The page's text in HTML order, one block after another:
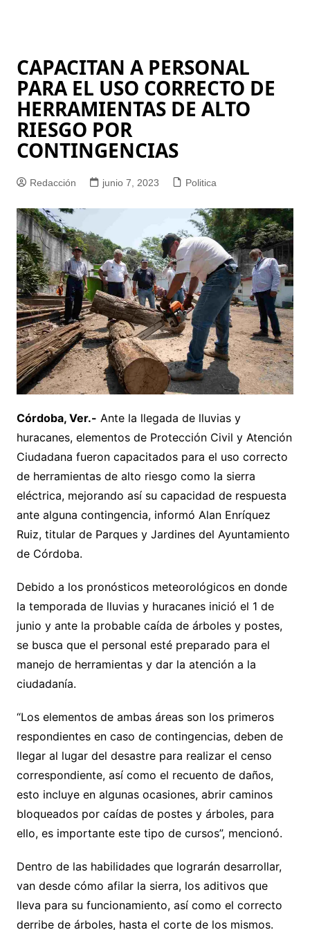
CAPACITAN A PERSONAL
PARA EL USO CORRECTO DE
HERRAMIENTAS DE ALTO
RIESGO POR
CONTINGENCIAS
Redacción junio 7, 2023 Politica
Córdoba, Ver.- Ante la llegada de lluvias y
huracanes, elementos de Protección Civil y Atención
Ciudadana fueron capacitados para el uso correcto
de herramientas de alto riesgo como la sierra
eléctrica, mejorando así su capacidad de respuesta
ante alguna contingencia, informó Alan Enríquez
Ruiz, titular de Parques y Jardines del Ayuntamiento
de Córdoba.
Debido a los pronósticos meteorológicos en donde
la temporada de lluvias y huracanes inició el 1 de
junio y ante la probable caída de árboles y postes,
se busca que el personal esté preparado para el
manejo de herramientas y dar la atención a la
ciudadanía.
“Los elementos de ambas áreas son los primeros
respondientes en caso de contingencias, deben de
llegar al lugar del desastre para realizar el censo
correspondiente, así como el recuento de daños,
esto incluye en algunas ocasiones, abrir caminos
bloqueados por caídas de postes y árboles, para
ello, es importante este tipo de cursos”, mencionó.
Dentro de las habilidades que lograrán desarrollar,
van desde cómo afilar la sierra, los aditivos que
lleva para su funcionamiento, así como el correcto
derribe de árboles, hasta el corte de los mismos.